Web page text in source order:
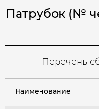
Патрубок (№
Перечень
Наименование